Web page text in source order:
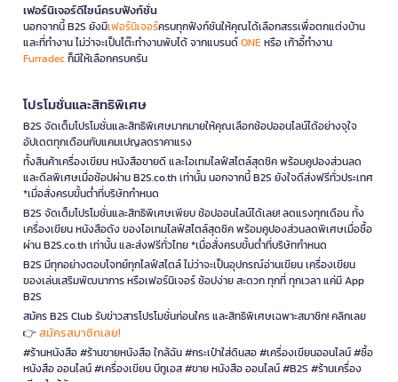
เฟอร์นิเจอร์ดีไซน์ครบฟังก์ชั่น
นอกจากนี้ B2S ยังมีเฟอร์นิเจอร์ครบทุกฟังก์ชันให้คุณได้เลือกสรรเพื่อตกแต่งบ้าน
และที่ทำงาน ไม่ว่าจะเป็นโต๊ะทำงานพับได้ จากแบรนด์ONEหรือ เก้าอี้ทำงาน
Furradecก็มีให้เลือกครบครัน
โปรโมชั่นและสิทธิพิเศษ
B2S จัดเต็มโปรโมชั่นและสิทธิพิเศษมากมายให้คุณเลือกช้อปออนไลน์ได้อย่างจุใจ
อัปเดตทุกเดือนกับแคมเปญลดราคาแรง
ทั้งสินค้าเครื่องเขียน หนังสือขายดี และไอเทมไลฟ์สไตล์สุดชิค พร้อมคูปองส่วนลด
และดีลพิเศษเมื่อช้อปผ่าน B2S.co.th เท่านั้น นอกจากนี้ B2S ยังใจดีส่งฟรีทั่วประเทศ
*เมื่อสั่งครบขั้นต่ำที่บริษัทกำหนด
B2S จัดเต็มโปรโมชั่นและสิทธิพิเศษเพียบ ช้อปออนไลน์ได้เลย! ลดแรงทุกเดือน ทั้ง
เครื่องเขียน หนังสือดัง ของไอเทมไลฟ์สไตล์สุดชิค พร้อมคูปองส่วนลดพิเศษเมื่อซื้อ
ผ่าน B2S.co.th เท่านั้น และส่งฟรีทั่วไทย *เมื่อสั่งครบขั้นต่ำที่บริษัทกำหนด
B2S มีทุกอย่างตอบโจทย์ทุกไลฟ์สไตล์ ไม่ว่าจะเป็นอุปกรณ์อ่านเขียน เครื่องเขียน
ของเล่นเสริมพัฒนาการ หรือเฟอร์นิเจอร์ ช้อปง่าย สะดวก ทุกที่ ทุกเวลา แค่มี App
B2S
สมัคร B2S Club รับข่าวสารโปรโมชั่นก่อนใคร และสิทธิพิเศษเฉพาะสมาชิก! คลิกเลย
👉 สมัครสมาชิกเลย!
#ร้านหนังสือ #ร้านขายหนังสือ ใกล้ฉัน #กระเป๋าใส่ดินสอ #เครื่องเขียนออนไลน์ #ซื้อ
หนังสือ ออนไลน์ #เครื่องเขียน บีทูเอส #ขาย หนังสือ ออนไลน์ #B2S #ร้านเครื่อง